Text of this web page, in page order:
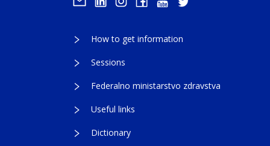
How to get information
Sessions
Federalno ministarstvo zdravstva
Useful links
Dictionary